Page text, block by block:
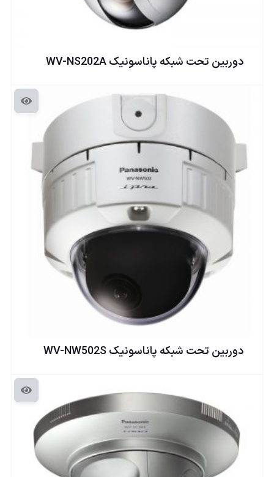
دوربين تحت شبكه پاناسونيک WV-NS202A
دوربين تحت شبكه پاناسونيک WV-NW502S